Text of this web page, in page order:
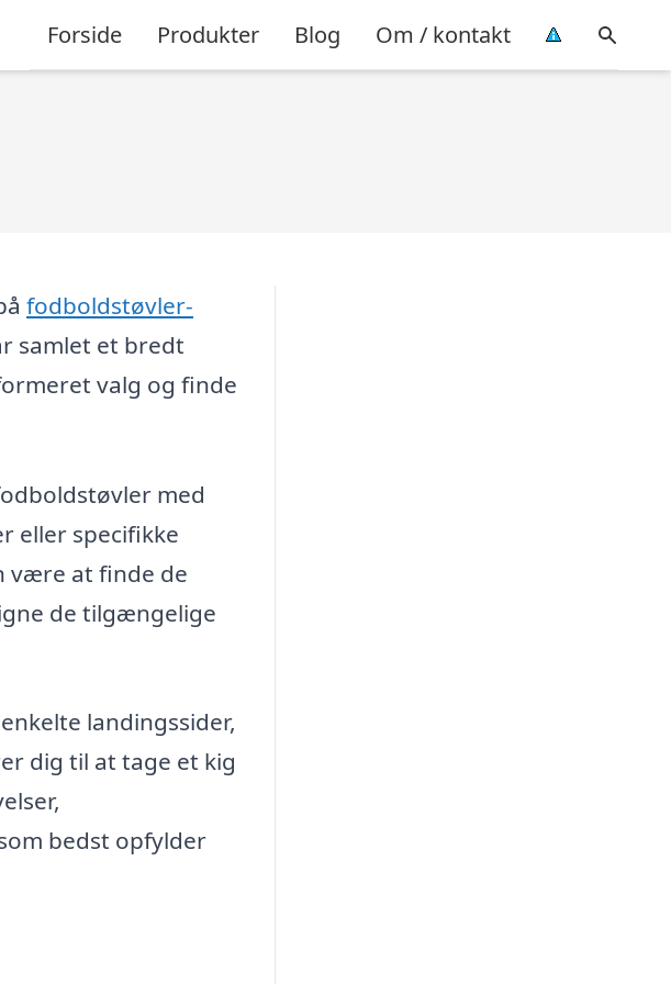
Forside Produkter Blog Om / kontakt
fodboldstøvler-
samlet et bredt
valg og finde
med
eller specifikke
være at finde de
de tilgængelige
landingssider,
dig til at tage et kig
bedst opfylder